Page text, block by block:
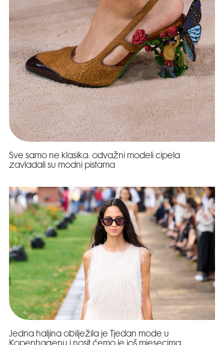
Sve samo ne klasika: odvažni modeli cipela
zavladali su modni pistama
Jedna haljina obilježila je Tjedan mode u